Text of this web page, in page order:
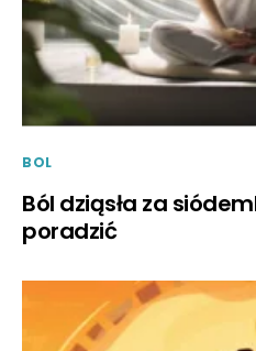
BOL
Ból dziąsła za
poradzić